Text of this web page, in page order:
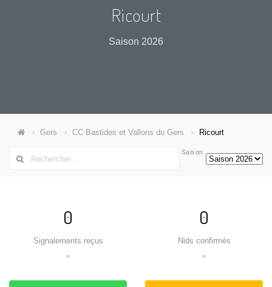
Ricourt
Saison 2026
Gers CC Bastides et Vallons du Gers Ricourt
Saison
:
0
Signalements reçus
=
0
Nids confirmés
=